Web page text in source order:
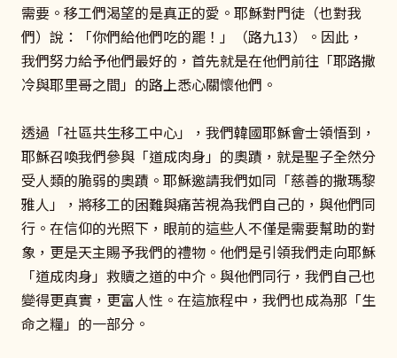
需要。移工們渴望的是真正的愛。耶穌對門徒（也對我
們）說：「你們給他們吃的罷！」（路九13）。因此，
我們努力給予他們最好的，首先就是在他們前往「耶路撒
冷與耶里哥之間」的路上悉心關懷他們。
透過「社區共生移工中心」，我們韓國耶穌會士領悟到，
耶穌召喚我們參與「道成肉身」的奧蹟，就是聖子全然分
受人類的脆弱的奧蹟。耶穌邀請我們如同「慈善的撒瑪黎
雅人」，將移工的困難與痛苦視為我們自己的，與他們同
行。在信仰的光照下，眼前的這些人不僅是需要幫助的對
象，更是天主賜予我們的禮物。他們是引領我們走向耶穌
「道成肉身」救贖之道的中介。與他們同行，我們自己也
變得更真實，更富人性。在這旅程中，我們也成為那「生
命之糧」的一部分。